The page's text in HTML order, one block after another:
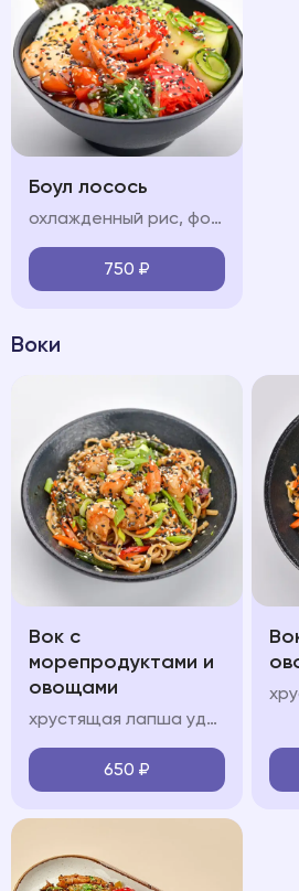
Боул лосось
охлажденный рис, форель, обжаренные в соусе терияки, свежие овощи (огурец, авокадо, черри), яйцо, водоросли чукка, нори, икра "тобико", соус "терияки", соус "спайси", кунжут
750 ₽
Воки
Вок с
морепродуктами и
овощами
хрустящая лапша удон, королевские креветки, кальмары, мидии, красный лук, болгарский перец, шампиньоны, морковь, кабачок, лук перо, кинза, соус "вок", свежая зелень, кунжут
650 ₽